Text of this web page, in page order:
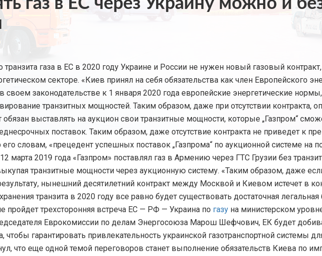
транзита газа в ЕС в 2020 году Украине и России не нужен новый газовый
секторе. «Киев принял на себя обязательства как член Европейского
своем законодательстве к 1 января 2020 года европейские энергетические
транзитных мощностей. Таким образом, даже при отсутствии контракта,
выставлять на аукцион свои транзитные мощности, которые „Газпром“
поставок. Таким образом, даже отсутствие контракта не приведет к
словам, «прецедент успешных поставок „Газпрома“ по аукционной системе на
марта 2019 года «Газпром» поставлял газ в Армению через ГТС Грузии без
транзитные мощности через аукционную систему. «Таким образом, даже
нынешний десятилетний контракт между Москвой и Киевом истечет в
транзита в 2020 году все равно будет существовать достаточная
пройдет трехсторонняя встреча ЕС — РФ — Украина по газу на министерском
Еврокомиссии по делам Энергосоюза Марош Шефчович, ЕК будет
чтобы гарантировать привлекательность украинской газотранспортной системы
что еще одной темой переговоров станет выполнение обязательств Киева по